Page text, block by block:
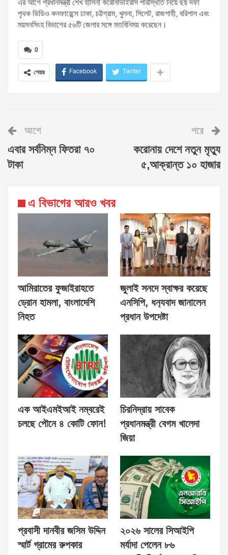
এর আগে প্রধানমন্ত্রী শেখ হাসিনা করোনাভাইরাস পরিস্থিতি নিয়ে ছয় দফা
পৃথক ভিডিও কনফারেন্সে ঢাকা, চট্টগ্রাম, খুলনা, সিলেট, রাজশাহী, বরিশাল এবং
ময়মনসিংহ বিভাগের ৫৬টি জেলার সঙ্গে মতবিনিময় করেছেন।
0
শেয়ার Facebook Twitter
আগে
এবার সর্বনিম্ন ফিতরা ৭০
টাকা
পরে
করোনায় দেশে নতুন মৃত্যু
৫,আক্রান্ত ১০ হাজার
এ বিভাগের আরও খবর
আমিরাতের ফুজাইরাহতে
ড্রোন হামলা, বাংলাদেশি
নিহত
জুলাই সনদে স্বাক্ষর করেছে
এনসিপি, ধন‍্যবাদ জানালেন
প্রধান উপদেষ্টা
এক আইএমইআই নম্বরেই
চলছে পৌনে ৪ কোটি ফোন!
চিরনিদ্রায় সাবেক
প্রধানমন্ত্রী বেগম খালেদা
জিয়া
প্রবাসী দানবীর জসিম উদ্দিন
স্মার্ট গ্রামের রুপকার
২০২৬ সালের সিআইপি
মর্যাদা পেলেন ৮৬